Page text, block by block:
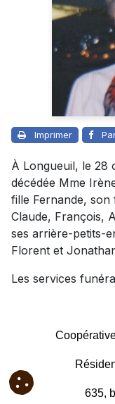
Imprimer
À Longueuil, le 28
décédée Mme
fille Fernande, son
Claude, François,
ses arrière-petits-
Florent et
Les services
635,